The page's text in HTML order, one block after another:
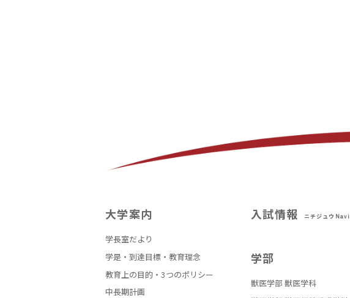
大学案内
学長室だより
学是・到達目標・教育理念
教育上の目的・3つのポリシー
中長期計画
入試情報 ニチジュウNavi
学部
獣医学部 獣医学科